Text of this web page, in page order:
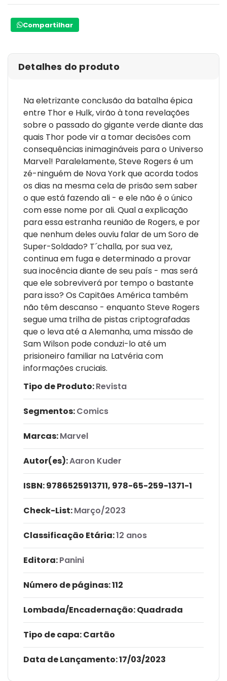
Compartilhar
Detalhes do produto
Na eletrizante conclusão da batalha épica
entre Thor e Hulk, virão à tona revelações
sobre o passado do gigante verde diante das
quais Thor pode vir a tomar decisões com
consequências inimagináveis para o Universo
Marvel! Paralelamente, Steve Rogers é um
zé-ninguém de Nova York que acorda todos
os dias na mesma cela de prisão sem saber
o que está fazendo ali - e ele não é o único
com esse nome por ali. Qual a explicação
para essa estranha reunião de Rogers, e por
que nenhum deles ouviu falar de um Soro de
Super-Soldado? T´challa, por sua vez,
continua em fuga e determinado a provar
sua inocência diante de seu país - mas será
que ele sobreviverá por tempo o bastante
para isso? Os Capitães América também
não têm descanso - enquanto Steve Rogers
segue uma trilha de pistas criptografadas
que o leva até a Alemanha, uma missão de
Sam Wilson pode conduzi-lo até um
prisioneiro familiar na Latvéria com
informações cruciais.
Tipo de Produto:Revista
Segmentos:Comics
Marcas:Marvel
Autor(es):Aaron Kuder
ISBN:9786525913711, 978-65-259-1371-1
Check-List:Março/2023
Classificação Etária:12 anos
Editora:Panini
Número de páginas: 112
Lombada/Encadernação: Quadrada
Tipo de capa:Cartão
Data de Lançamento:17/03/2023